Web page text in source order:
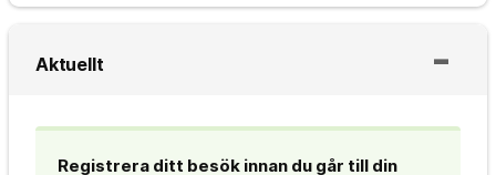
Aktuellt
Registrera ditt besök innan du går till din